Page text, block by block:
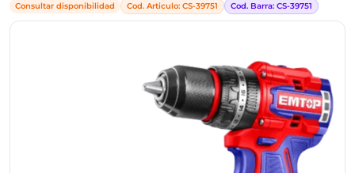
Consultar disponibilidad Cod. Articulo: CS-39751 Cod. Barra: CS-39751